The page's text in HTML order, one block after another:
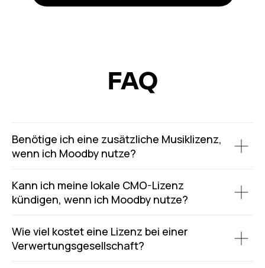
FAQ
Benötige ich eine zusätzliche Musiklizenz,
wenn ich Moodby nutze?
Kann ich meine lokale CMO-Lizenz
kündigen, wenn ich Moodby nutze?
Wie viel kostet eine Lizenz bei einer
Verwertungsgesellschaft?